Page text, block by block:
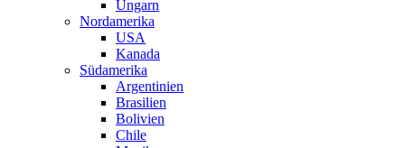
Ungarn
Nordamerika
USA
Kanada
Südamerika
Argentinien
Brasilien
Bolivien
Chile